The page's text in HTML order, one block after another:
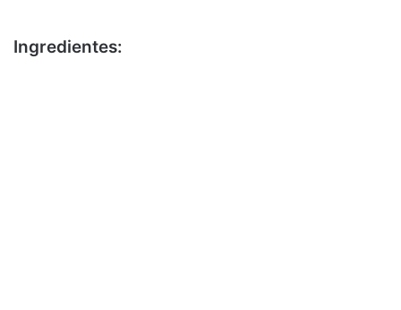
Ingredientes: